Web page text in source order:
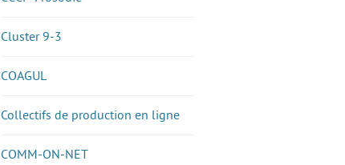
Cluster 9-3
COAGUL
Collectifs de production en ligne
COMM-ON-NET